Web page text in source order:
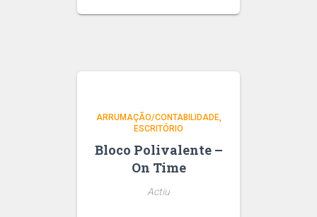
ARRUMAÇÃO/CONTABILIDADE
ESCRITÓRIO
Bloco Polivalente –
On Time
Actiu